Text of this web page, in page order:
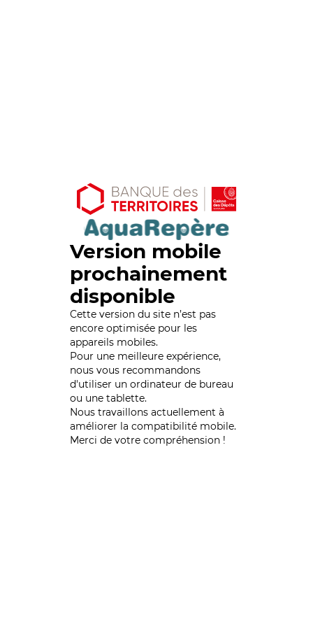
Version mobile
prochainement
disponible
Cette version du site n’est pas
encore optimisée pour les
appareils mobiles.
Pour une meilleure expérience,
nous vous recommandons
d'utiliser un ordinateur de bureau
ou une tablette.
Nous travaillons actuellement à
améliorer la compatibilité mobile.
Merci de votre compréhension !